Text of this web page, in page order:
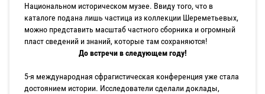
Национальном историческом музее. Ввиду того, что в
каталоге подана лишь частица из коллекции Шереметьевых,
можно представить масштаб частного сборника и огромный
пласт сведений и знаний, которые там сохраняются!
До встречи в следующем году!
5-я международная сфрагистическая конференция уже стала
достоянием истории. Исследователи сделали доклады,